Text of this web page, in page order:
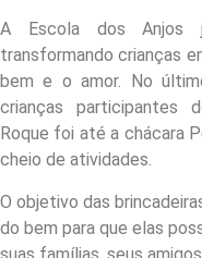
A Escola dos Anjos
transformando crianças
bem e o amor. No
crianças participantes
Roque foi até a chácara
cheio de atividades.
O objetivo das
do bem para que elas